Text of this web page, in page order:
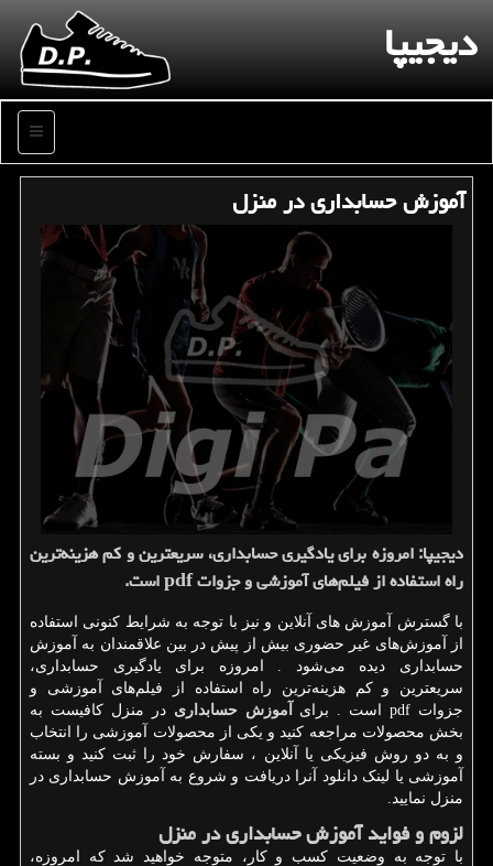
دیجیپا
منو
آموزش حسابداری در منزل
دیجیپا: امروزه برای یادگیری حسابداری، سریعترین و كم هزینه‌ترین
راه استفاده از فیلم‌های آموزشی و جزوات pdf است.
با گسترش آموزش های آنلاین و نیز با توجه به شرایط کنونی استفاده
از آموزش‌های غیر حضوری بیش از پیش در بین علاقمندان به آموزش
حسابداری دیده می‌شود . امروزه برای یادگیری حسابداری،
سریعترین و کم هزینه‌ترین راه استفاده از فیلم‌های آموزشی و
جزوات pdf است . برای آموزش حسابداری در منزل کافیست به
بخش محصولات مراجعه کنید و یکی از محصولات آموزشی را انتخاب
و به دو روش فیزیکی یا آنلاین ، سفارش خود را ثبت کنید و بسته
آموزشی یا لینک دانلود آنرا دریافت و شروع به آموزش حسابداری در
منزل نمایید.
لزوم و فواید آموزش حسابداری در منزل
با توجه به وضعیت کسب و کار، متوجه خواهید شد که امروزه،